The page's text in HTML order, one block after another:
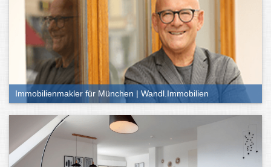
Immobilienmakler für München | Wandl.Immobilien